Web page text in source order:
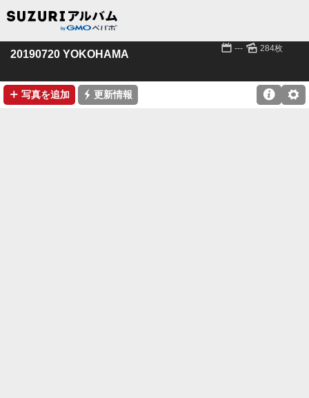
20190720 YOKOHAMA 📅 --- 🌄 284枚
➕ 写真を追加 ⚡ 更新情報 ⚙
